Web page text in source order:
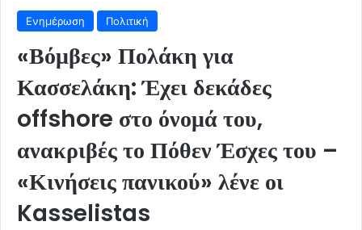
Ενημέρωση Πολιτική
«Βόμβες» Πολάκη για
Κασσελάκη: Έχει δεκάδες
offshore στο όνομά του,
ανακριβές το Πόθεν Έσχες του –
«Κινήσεις πανικού» λένε οι
Kasselistas